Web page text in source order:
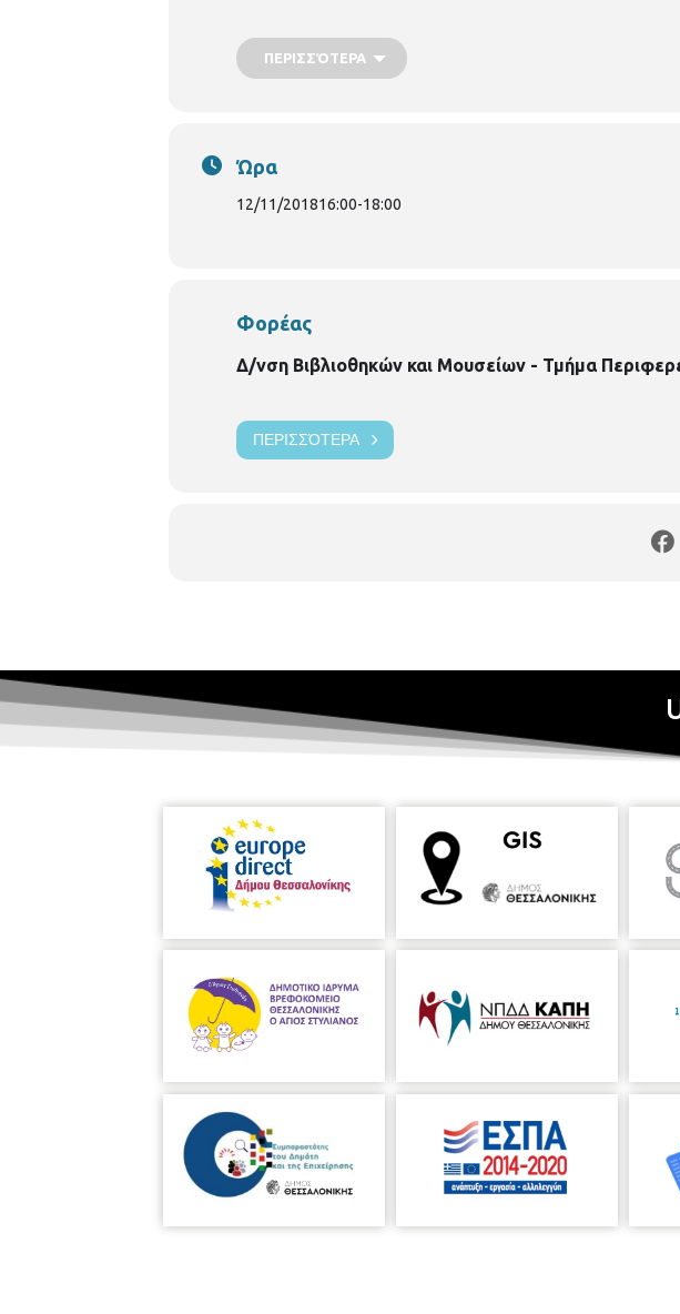
ΒιβλιοθήκηΤριανδρίας
ΠΕΡΙΣΣΌΤΕΡΑ
Ώρα
12/11/201816:00-18:00
Φορέας
Δ/νση Βιβλιοθηκών και Μουσείων - Τμήμα
ΠΕΡΙΣΣΌΤΕΡΑ